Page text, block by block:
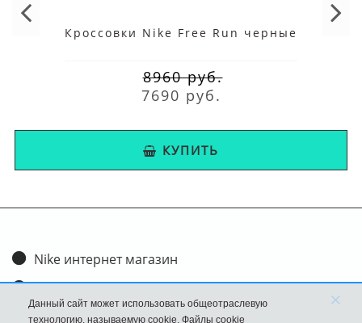
Кроссовки Nike Free Run черные
8960 руб.
7690 руб.
КУПИТЬ
Nike интернет магазин
Доставка и оплата
Обмен и возврат
Данный сайт может использовать общеотраслевую
технологию, называемую cookie. Файлы cookie
×